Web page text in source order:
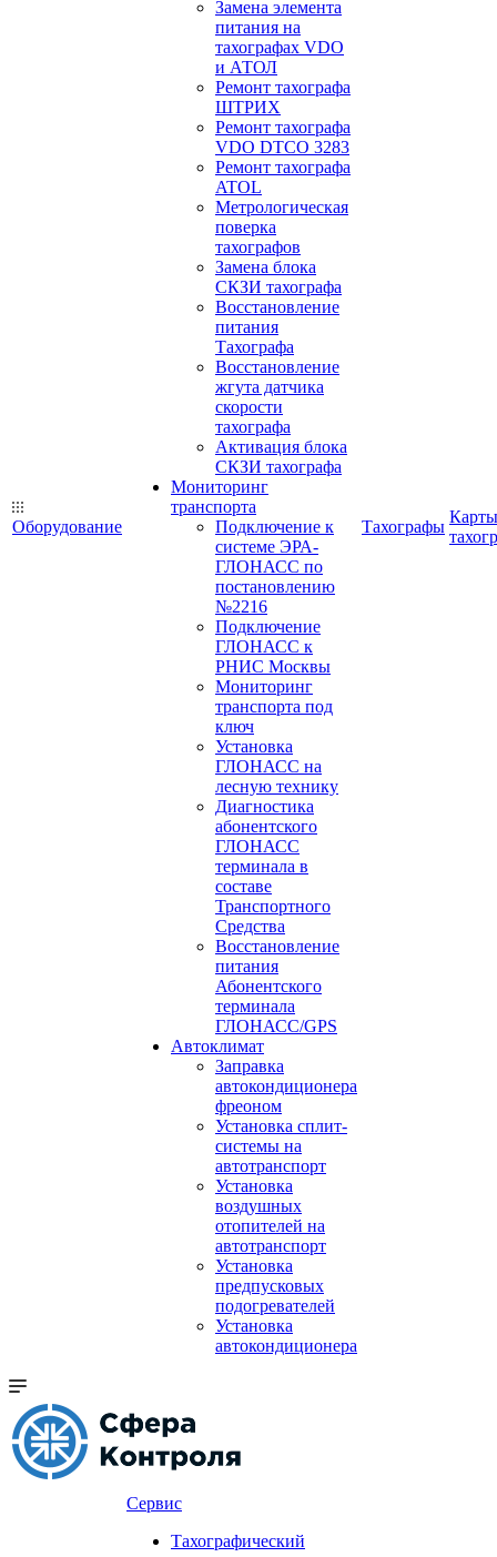
Оборудование
Замена элемента
питания на
тахографах VDO
и АТОЛ
Ремонт тахографа
ШТРИХ
Ремонт тахографа
VDO DTCO 3283
Ремонт тахографа
ATOL
Метрологическая
поверка
тахографов
Замена блока
СКЗИ тахографа
Восстановление
питания
Тахографа
Восстановление
жгута датчика
скорости
тахографа
Активация блока
СКЗИ тахографа
Мониторинг
транспорта
Подключение к
системе ЭРА-
ГЛОНАСС по
постановлению
№2216
Подключение
ГЛОНАСС к
РНИС Москвы
Мониторинг
транспорта под
ключ
Установка
ГЛОНАСС на
лесную технику
Диагностика
абонентского
ГЛОНАСС
терминала в
составе
Транспортного
Средства
Восстановление
питания
Абонентского
терминала
ГЛОНАСС/GPS
Автоклимат
Заправка
автокондиционера
фреоном
Установка сплит-
системы на
автотранспорт
Установка
воздушных
отопителей на
автотранспорт
Установка
предпусковых
подогревателей
Установка
автокондиционера
Тахографы
Карты
Сервис
Тахографический